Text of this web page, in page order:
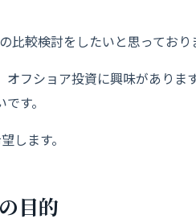
比較検討をしたいと思っており
フショア投資に興味がありま
す。
します。
目的